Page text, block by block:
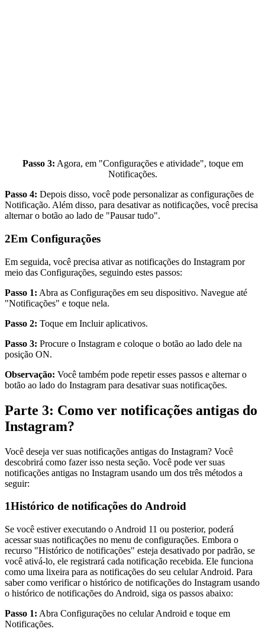
Passo 3: Agora, em "Configurações e atividade", toque em
Notificações.
Passo 4: Depois disso, você pode personalizar as configurações de
Notificação. Além disso, para desativar as notificações, você precisa
alternar o botão ao lado de "Pausar tudo".
2Em Configurações
Em seguida, você precisa ativar as notificações do Instagram por
meio das Configurações, seguindo estes passos:
Passo 1: Abra as Configurações em seu dispositivo. Navegue até
"Notificações" e toque nela.
Passo 2: Toque em Incluir aplicativos.
Passo 3: Procure o Instagram e coloque o botão ao lado dele na
posição ON.
Observação: Você também pode repetir esses passos e alternar o
botão ao lado do Instagram para desativar suas notificações.
Parte 3: Como ver notificações antigas do
Instagram?
Você deseja ver suas notificações antigas do Instagram? Você
descobrirá como fazer isso nesta seção. Você pode ver suas
notificações antigas no Instagram usando um dos três métodos a
seguir:
1Histórico de notificações do Android
Se você estiver executando o Android 11 ou posterior, poderá
acessar suas notificações no menu de configurações. Embora o
recurso "Histórico de notificações" esteja desativado por padrão, se
você ativá-lo, ele registrará cada notificação recebida. Ele funciona
como uma lixeira para as notificações do seu celular Android. Para
saber como verificar o histórico de notificações do Instagram usando
o histórico de notificações do Android, siga os passos abaixo:
Passo 1: Abra Configurações no celular Android e toque em
Notificações.